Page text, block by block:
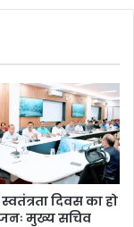
दिवस का हो
मुख्य सचिव